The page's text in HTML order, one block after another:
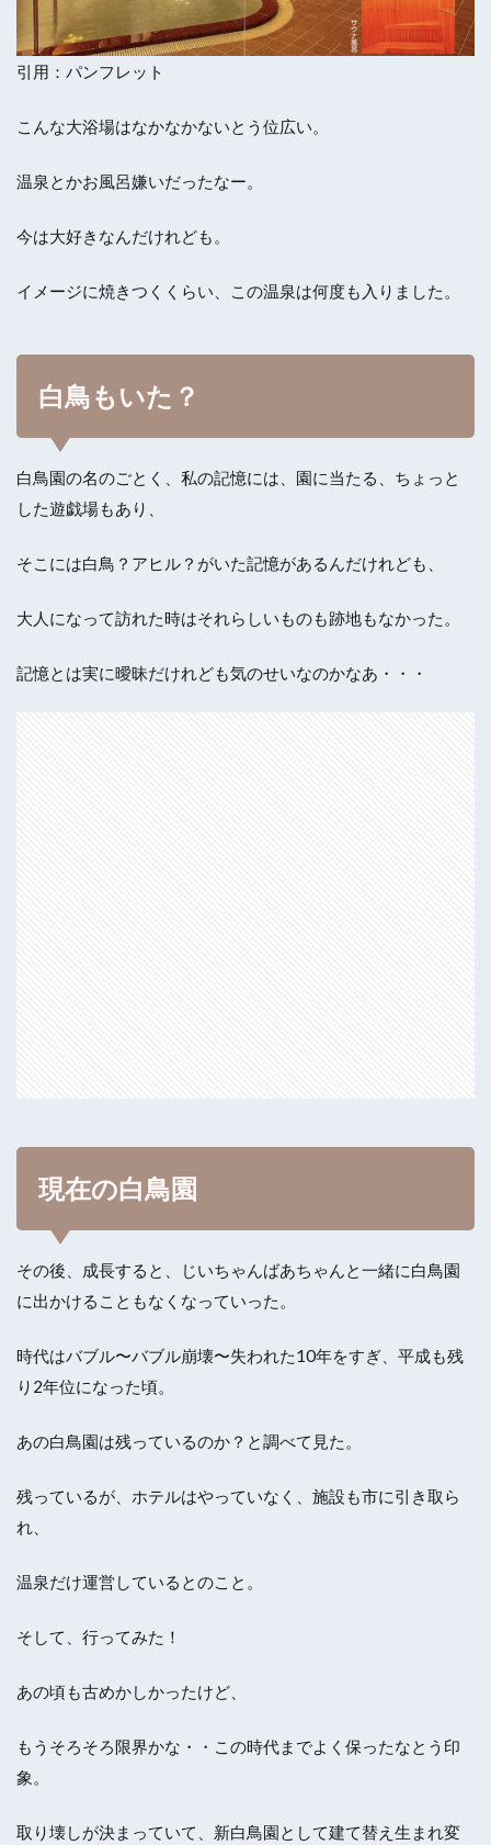
引用：パンフレット
こんな大浴場はなかなかないとう位広い。
温泉とかお風呂嫌いだったなー。
今は大好きなんだけれども。
イメージに焼きつくくらい、この温泉は何度も入りました。
白鳥もいた？
白鳥園の名のごとく、私の記憶には、園に当たる、ちょっと
した遊戯場もあり、
そこには白鳥？アヒル？がいた記憶があるんだけれども、
大人になって訪れた時はそれらしいものも跡地もなかった。
記憶とは実に曖昧だけれども気のせいなのかなあ・・・
現在の白鳥園
その後、成長すると、じいちゃんばあちゃんと一緒に白鳥園
に出かけることもなくなっていった。
時代はバブル〜バブル崩壊〜失われた10年をすぎ、平成も残
り2年位になった頃。
あの白鳥園は残っているのか？と調べて見た。
残っているが、ホテルはやっていなく、施設も市に引き取ら
れ、
温泉だけ運営しているとのこと。
そして、行ってみた！
あの頃も古めかしかったけど、
もうそろそろ限界かな・・この時代までよく保ったなとう印
象。
取り壊しが決まっていて、新白鳥園として建て替え生まれ変